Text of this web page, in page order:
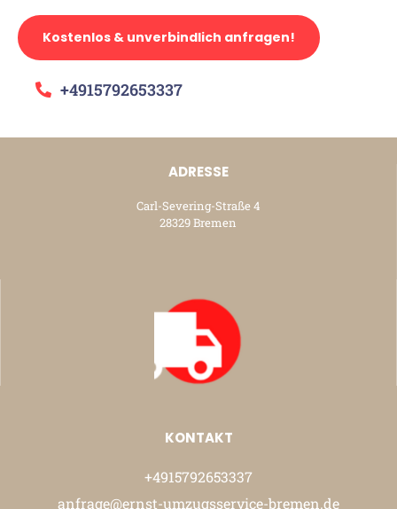
Kostenlos & unverbindlich anfragen!
+4915792653337
ADRESSE
Carl-Severing-Straße 4
28329 Bremen
KONTAKT
+4915792653337
anfrage@ernst-umzugsservice-bremen.de